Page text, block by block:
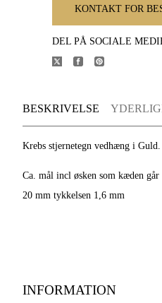
KONTAKT FOR
DEL PÅ SOCIALE
BESKRIVELSE
Krebs stjernetegn vedhæng i Guld.
Ca. mål incl øsken som kæden
20 mm tykkelsen 1,6 mm
INFORMATION